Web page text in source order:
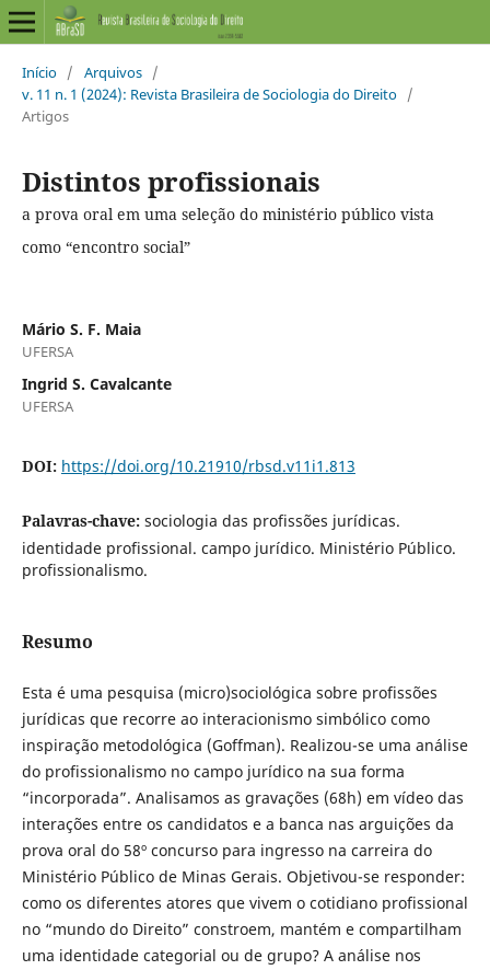
Início / Arquivos /
v. 11 n. 1 (2024): Revista Brasileira de Sociologia do Direito /
Artigos
Distintos profissionais
a prova oral em uma seleção do ministério público vista
como “encontro social”
Mário S. F. Maia
UFERSA
Ingrid S. Cavalcante
UFERSA
DOI: https://doi.org/10.21910/rbsd.v11i1.813
Palavras-chave: sociologia das profissões jurídicas.
identidade profissional. campo jurídico. Ministério Público.
profissionalismo.
Resumo
Esta é uma pesquisa (micro)sociológica sobre profissões
jurídicas que recorre ao interacionismo simbólico como
inspiração metodológica (Goffman). Realizou-se uma análise
do profissionalismo no campo jurídico na sua forma
“incorporada”. Analisamos as gravações (68h) em vídeo das
interações entre os candidatos e a banca nas arguições da
prova oral do 58º concurso para ingresso na carreira do
Ministério Público de Minas Gerais. Objetivou-se responder:
como os diferentes atores que vivem o cotidiano profissional
no “mundo do Direito” constroem, mantém e compartilham
uma identidade categorial ou de grupo? A análise nos